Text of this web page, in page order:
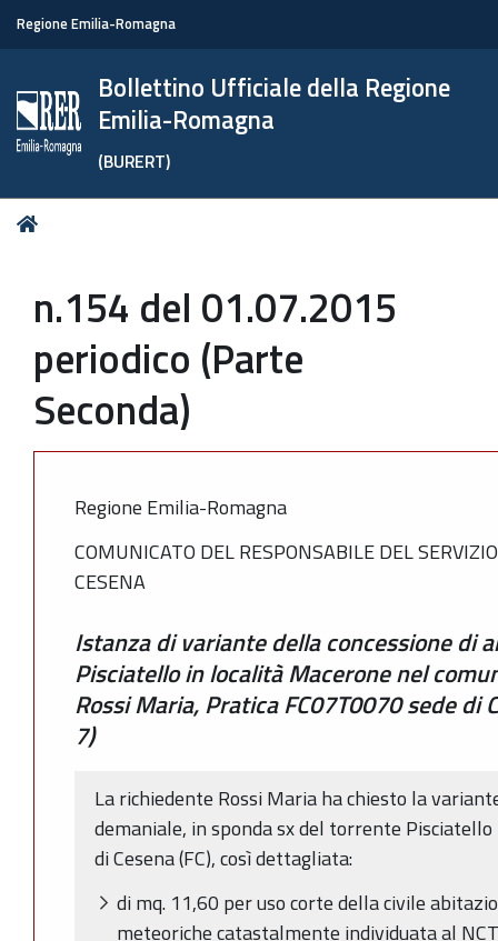
Regione Emilia-Romagna
Bollettino Ufficiale della Regione
Emilia-Romagna
(BURERT)
Tu
n.154 del 01.07.2015
periodico (Parte
Seconda)
Regione Emilia-Romagna
COMUNICATO DEL RESPONSABILE DEL
CESENA
Istanza di variante della concessione di
Pisciatello in località Macerone nel
Rossi Maria, Pratica FC07T0070 sede di
7)
La richiedente Rossi Maria ha chiesto la
demaniale, in sponda sx del torrente
di Cesena (FC), così dettagliata:
di mq. 11,60 per uso corte della civile
meteoriche catastalmente individuata al